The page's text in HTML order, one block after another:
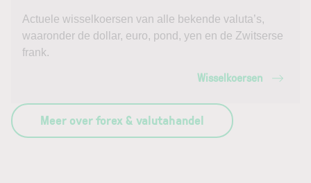
Actuele wisselkoersen van alle bekende valuta’s,
waaronder de dollar, euro, pond, yen en de Zwitserse
frank.
Wisselkoersen
Meer over forex & valutahandel